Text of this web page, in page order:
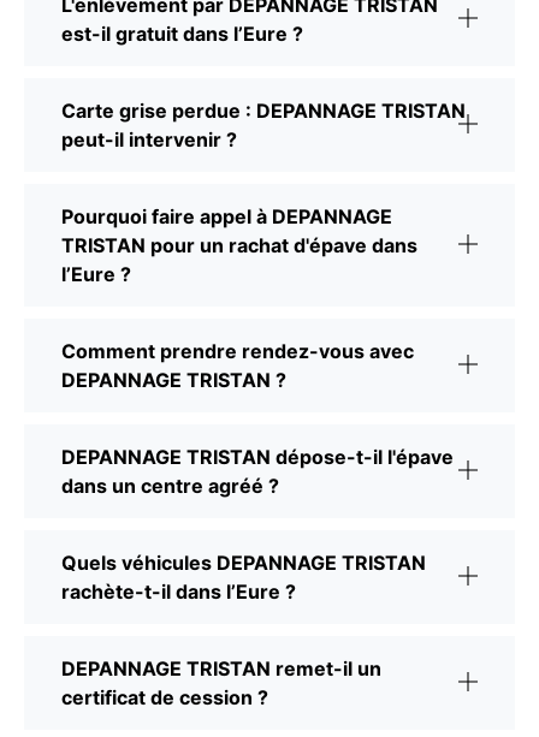
est-il gratuit dans l’Eure ?
Carte grise perdue : DEPANNAGE TRISTAN
peut-il intervenir ?
Pourquoi faire appel à DEPANNAGE
TRISTAN pour un rachat d'épave dans
l’Eure ?
Comment prendre rendez-vous avec
DEPANNAGE TRISTAN ?
DEPANNAGE TRISTAN dépose-t-il l'épave
dans un centre agréé ?
Quels véhicules DEPANNAGE TRISTAN
rachète-t-il dans l’Eure ?
DEPANNAGE TRISTAN remet-il un
certificat de cession ?